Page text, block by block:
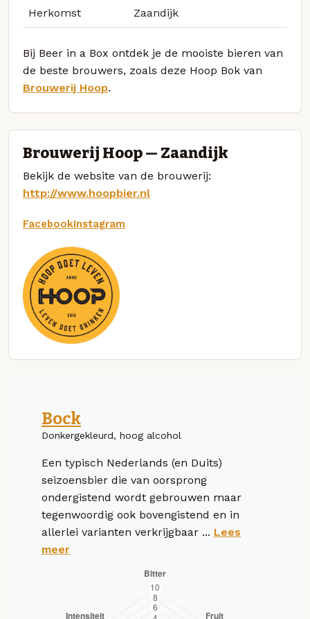
Herkomst Zaandijk
Bij Beer in a Box ontdek je de mooiste bieren van
de beste brouwers, zoals deze Hoop Bok van
Brouwerij Hoop.
Brouwerij Hoop — Zaandijk
Bekijk de website van de brouwerij:
http://www.hoopbier.nl
FacebookInstagram
Bock
Donkergekleurd, hoog alcohol
Een typisch Nederlands (en Duits)
seizoensbier die van oorsprong
ondergistend wordt gebrouwen maar
tegenwoordig ook bovengistend en in
allerlei varianten verkrijgbaar ... Lees
meer